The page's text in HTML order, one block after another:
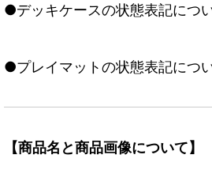
●デッキケースの状態表記につ
●プレイマットの状態表記につ
【商品名と商品画像について】